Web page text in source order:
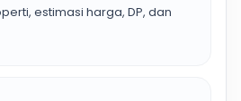
estimasi harga, DP, dan